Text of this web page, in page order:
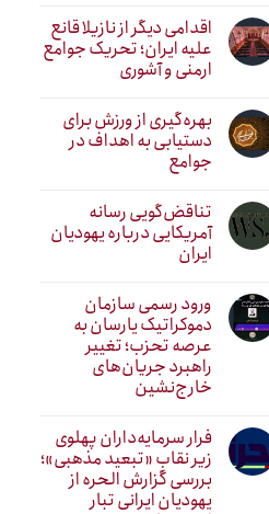
اقدامی دیگر از نازیلا قانع
علیه ایران؛ تحریک جوامع
ارمنی و آشوری
بهره‌گیری از ورزش برای
دستیابی به اهداف در
جوامع
تناقض‌گویی رسانه
آمریکایی درباره یهودیان
ایران
ورود رسمی سازمان
دموکراتیک یارسان به
عرصه تحزب؛ تغییر
راهبرد جریان‌های
خارج‌نشین
فرار سرمایه‌داران پهلوی
زیر نقابِ «تبعید مذهبی»؛
بررسی گزارش الحره از
یهودیان ایرانی تبار